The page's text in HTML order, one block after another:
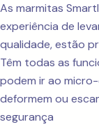
As marmitas
experiência de
qualidade, estão
Têm todas as
podem ir ao
deformem ou
segurança